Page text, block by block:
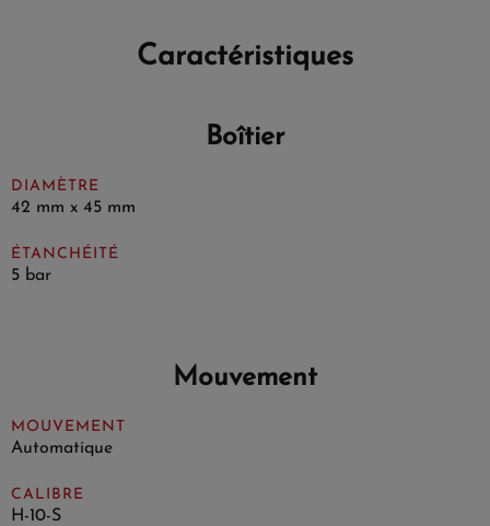
Caractéristiques
Boîtier
DIAMÈTRE
42 mm x 45 mm
ÉTANCHÉITÉ
5 bar
Mouvement
MOUVEMENT
Automatique
CALIBRE
H-10-S